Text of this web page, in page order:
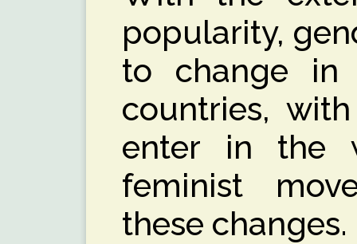
popularity,
to change
countries,
enter in the
feminist
these changes.